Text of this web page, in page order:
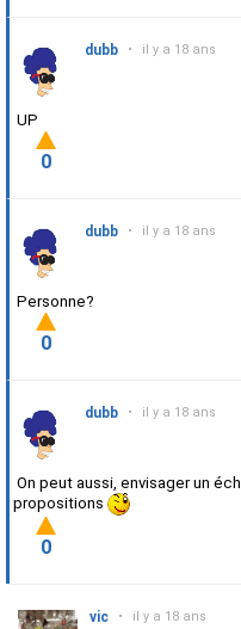
dubb • il y a 18 ans
UP
0
dubb • il y a 18 ans
Personne?
0
dubb • il y a 18 ans
On peut aussi, envisager un
propositions
0
vic • il y a 18 ans